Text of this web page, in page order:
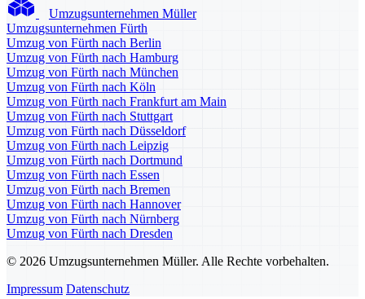
Umzugsunternehmen Müller
Umzugsunternehmen Fürth
Umzug von Fürth nach Berlin
Umzug von Fürth nach Hamburg
Umzug von Fürth nach München
Umzug von Fürth nach Köln
Umzug von Fürth nach Frankfurt am Main
Umzug von Fürth nach Stuttgart
Umzug von Fürth nach Düsseldorf
Umzug von Fürth nach Leipzig
Umzug von Fürth nach Dortmund
Umzug von Fürth nach Essen
Umzug von Fürth nach Bremen
Umzug von Fürth nach Hannover
Umzug von Fürth nach Nürnberg
Umzug von Fürth nach Dresden
© 2026 Umzugsunternehmen Müller. Alle Rechte vorbehalten.
Impressum Datenschutz